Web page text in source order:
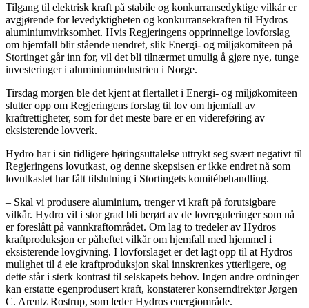
Tilgang til elektrisk kraft på stabile og konkurransedyktige vilkår er
avgjørende for levedyktigheten og konkurransekraften til Hydros
aluminiumvirksomhet. Hvis Regjeringens opprinnelige lovforslag
om hjemfall blir stående uendret, slik Energi- og miljøkomiteen på
Stortinget går inn for, vil det bli tilnærmet umulig å gjøre nye, tunge
investeringer i aluminiumindustrien i Norge.
Tirsdag morgen ble det kjent at flertallet i Energi- og miljøkomiteen
slutter opp om Regjeringens forslag til lov om hjemfall av
kraftrettigheter, som for det meste bare er en videreføring av
eksisterende lovverk.
Hydro har i sin tidligere høringsuttalelse uttrykt seg svært negativt til
Regjeringens lovutkast, og denne skepsisen er ikke endret nå som
lovutkastet har fått tilslutning i Stortingets komitébehandling.
– Skal vi produsere aluminium, trenger vi kraft på forutsigbare
vilkår. Hydro vil i stor grad bli berørt av de lovreguleringer som nå
er foreslått på vannkraftområdet. Om lag to tredeler av Hydros
kraftproduksjon er påheftet vilkår om hjemfall med hjemmel i
eksisterende lovgivning. I lovforslaget er det lagt opp til at Hydros
mulighet til å eie kraftproduksjon skal innskrenkes ytterligere, og
dette står i sterk kontrast til selskapets behov. Ingen andre ordninger
kan erstatte egenprodusert kraft, konstaterer konserndirektør Jørgen
C. Arentz Rostrup, som leder Hydros energiområde.